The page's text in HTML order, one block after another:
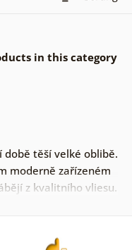
in this category
době těší velké oblibě.
moderně zařízeném
z kvalitního vliesu.
motivů, ze